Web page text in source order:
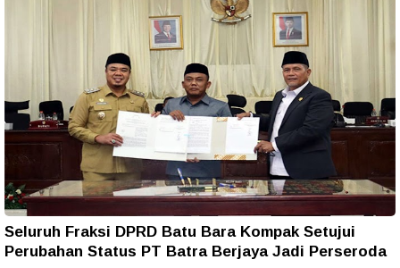
Seluruh Fraksi DPRD Batu Bara Kompak Setujui
Perubahan Status PT Batra Berjaya Jadi Perseroda